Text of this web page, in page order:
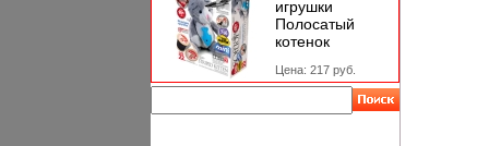
игрушки
Полосатый
котенок
Цена: 217 руб.